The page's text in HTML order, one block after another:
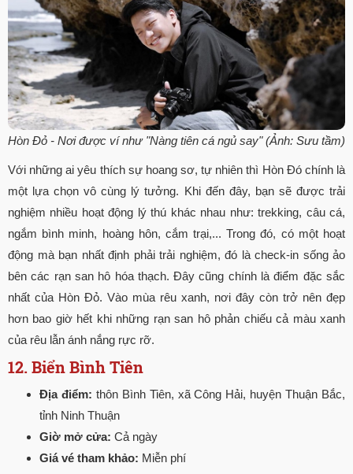
Hòn Đỏ - Nơi được ví như "Nàng tiên cá ngủ say" (Ảnh: Sưu tầm)
Với những ai yêu thích sự hoang sơ, tự nhiên thì Hòn Đó chính là
một lựa chọn vô cùng lý tưởng. Khi đến đây, bạn sẽ được trải
nghiệm nhiều hoạt động lý thú khác nhau như: trekking, câu cá,
ngắm bình minh, hoàng hôn, cắm trại,... Trong đó, có một hoạt
động mà bạn nhất định phải trải nghiệm, đó là check-in sống ảo
bên các rạn san hô hóa thạch. Đây cũng chính là điểm đặc sắc
nhất của Hòn Đỏ. Vào mùa rêu xanh, nơi đây còn trở nên đẹp
hơn bao giờ hết khi những rạn san hô phản chiếu cả màu xanh
của rêu lẫn ánh nắng rực rỡ.
12. Biển Bình Tiên
Địa điểm: thôn Bình Tiên, xã Công Hải, huyện Thuận Bắc,
tỉnh Ninh Thuận
Giờ mở cửa: Cả ngày
Giá vé tham khảo: Miễn phí